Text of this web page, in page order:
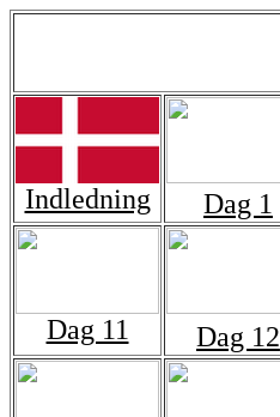
Indledning Dag 1
Dag 11 Dag 12